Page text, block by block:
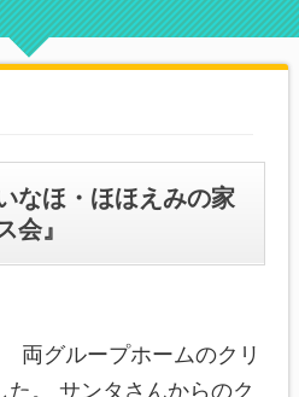
なほ・ほほえみの家
会』
両グループホームのクリ
。 サンタさんからのク